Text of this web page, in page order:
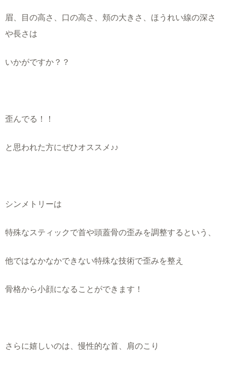
眉、目の高さ、口の高さ、頬の大きさ、ほうれい線の深さ
や長さは
いかがですか？？
歪んでる！！
と思われた方にぜひオススメ♪♪
シンメトリーは
特殊なスティックで首や頭蓋骨の歪みを調整するという、
他ではなかなかできない特殊な技術で歪みを整え
骨格から小顔になることができます！
さらに嬉しいのは、慢性的な首、肩のこり